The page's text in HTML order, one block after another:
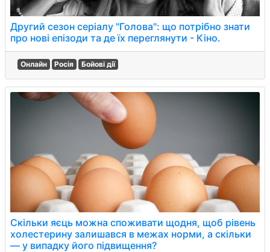
Другий сезон серіалу "Голова": що потрібно знати
про нові епізоди та де їх переглянути - Кіно.
Онлайн Росія Бойові дії
Скільки яєць можна споживати щодня, щоб рівень
холестерину залишався в межах норми, а скільки
— у випадку його підвищення?